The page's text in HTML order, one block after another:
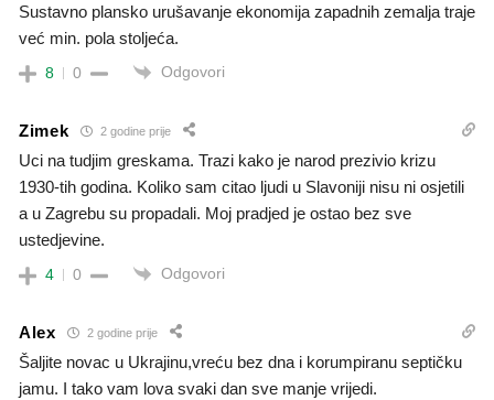
Sustavno plansko urušavanje ekonomija zapadnih zemalja traje
već min. pola stoljeća.
8 0 Odgovori
Zimek 2 godine prije
Uci na tudjim greskama. Trazi kako je narod prezivio krizu
1930-tih godina. Koliko sam citao ljudi u Slavoniji nisu ni osjetili
a u Zagrebu su propadali. Moj pradjed je ostao bez sve
ustedjevine.
4 0 Odgovori
Alex 2 godine prije
Šaljite novac u Ukrajinu,vreću bez dna i korumpiranu septičku
jamu. I tako vam lova svaki dan sve manje vrijedi.